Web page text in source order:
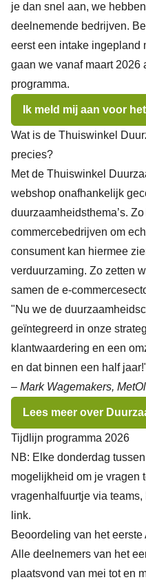
je dan snel aan, we
deelnemende bedrijven.
eerst een intake ingepland
gaan we vanaf maart 2026
programma.
Ik meld mij aan voor
Wat is de Thuiswinkel
precies?
Met de Thuiswinkel
webshop onafhankelijk
duurzaamheidsthema’s.
commercebedrijven om
consument kan hiermee
verduurzaming. Zo zetten
samen de e-
"Nu we de
geïntegreerd in onze
klantwaardering en een
en dat binnen een half
– Mark Wagemakers,
Lees meer over
Tijdlijn programma 2026
NB: Elke donderdag
mogelijkheid om je vragen
vragenhalfuurtje via
link.
Beoordeling van het
Alle deelnemers van het
plaatsvond van mei tot en